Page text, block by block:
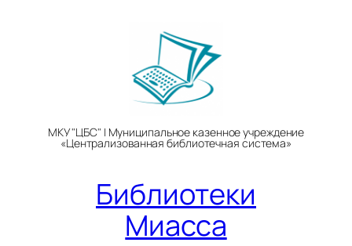
МКУ "ЦБС" | Муниципальное казенное учреждение
«Централизованная библиотечная система»
Библиотеки
Миасса